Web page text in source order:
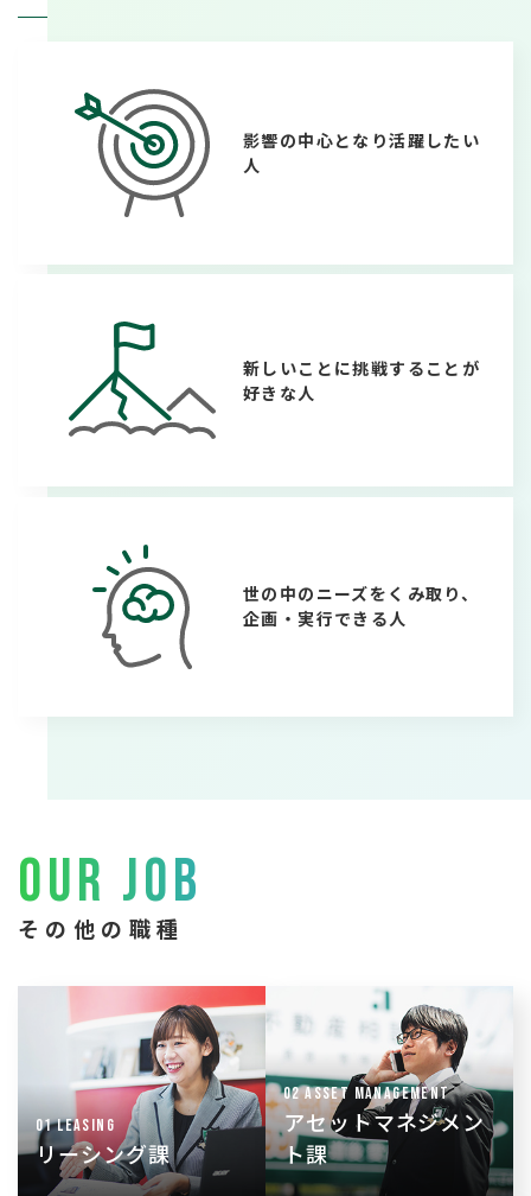
影響の中心となり活躍したい
人
新しいことに挑戦することが
好きな人
世の中のニーズをくみ取り、
企画・実行できる人
OUR JOB
その他の職種
01 LEASING
リーシング課
お客様の条件に合った
物件の紹介・案内・契
約業務など
安心で快適な新生活を
スタートさせる為の
「入口」を担う
02 ASSET MANAGEMENT
アセットマネジメン
ト課
資産の運用相談や新築
立案など
収益不動産の企画立
案・運用戦略などをト
ータルプランニング